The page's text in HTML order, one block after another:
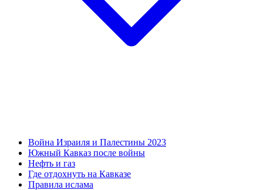
Война Израиля и Палестины 2023
Южный Кавказ после войны
Нефть и газ
Где отдохнуть на Кавказе
Правила ислама